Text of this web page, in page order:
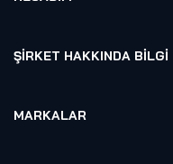
Sepet
ŞIRKET HAKKINDA BILGI
Referanslarımız
MARKALAR